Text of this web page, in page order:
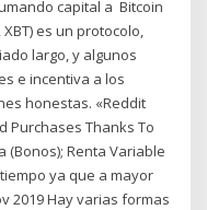
capital a Bitcoin​
XBT)​ es un protocolo,
largo, y algunos
e incentiva a los
honestas. «Reddit
Purchases Thanks To
(Bonos); Renta Variable
ya que a mayor
2019 Hay varias formas